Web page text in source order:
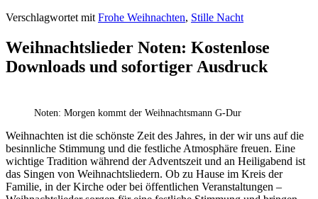
Verschlagwortet mit Frohe Weihnachten, Stille Nacht
Weihnachtslieder Noten: Kostenlose
Downloads und sofortiger Ausdruck
Noten: Morgen kommt der Weihnachtsmann G-Dur
‍Weihnachten ist die schönste Zeit des Jahres, in der wir uns auf die
besinnliche Stimmung und die festliche Atmosphäre freuen. Eine
wichtige Tradition während der Adventszeit und an Heiligabend ist
das Singen von Weihnachtsliedern. Ob zu Hause im Kreis der
Familie, in der Kirche oder bei öffentlichen Veranstaltungen –